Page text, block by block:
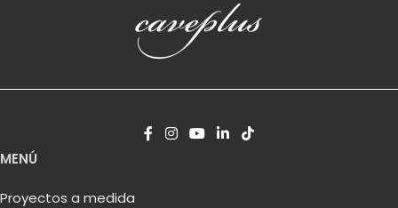
Vinoteca a medida en Miami Florida EEUU
MENÚ
Proyectos a medida